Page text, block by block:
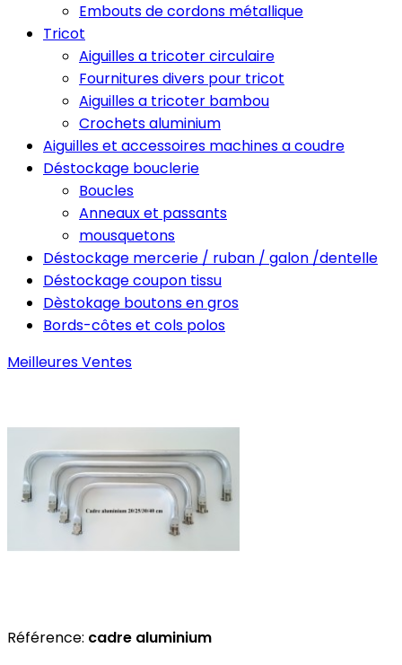
Embouts de cordons métallique
Tricot
Aiguilles a tricoter circulaire
Fournitures divers pour tricot
Aiguilles a tricoter bambou
Crochets aluminium
Aiguilles et accessoires machines a coudre
Déstockage bouclerie
Boucles
Anneaux et passants
mousquetons
Déstockage mercerie / ruban / galon /dentelle
Déstockage coupon tissu
Dèstokage boutons en gros
Bords-côtes et cols polos
Meilleures Ventes
Référence: cadre aluminium